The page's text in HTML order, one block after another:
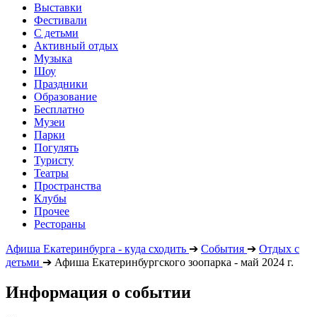
Выставки
Фестивали
С детьми
Активный отдых
Музыка
Шоу
Праздники
Образование
Бесплатно
Музеи
Парки
Погулять
Туристу
Театры
Пространства
Клубы
Прочее
Рестораны
Афиша Екатеринбурга - куда сходить ➔ События ➔ Отдых с
детьми ➔ Афиша Екатеринбургского зоопарка - май 2024 г.
Информация о событии